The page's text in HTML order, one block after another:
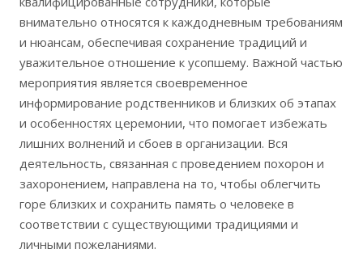
внимательно относятся к каждодневным требованиям
и нюансам, обеспечивая сохранение традиций и
уважительное отношение к усопшему. Важной частью
мероприятия является своевременное
информирование родственников и близких об этапах
и особенностях церемонии, что помогает избежать
лишних волнений и сбоев в организации. Вся
деятельность, связанная с проведением похорон и
захоронением, направлена на то, чтобы облегчить
горе близких и сохранить память о человеке в
соответствии с существующими традициями и
личными пожеланиями.